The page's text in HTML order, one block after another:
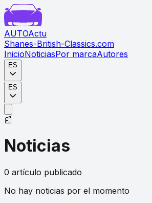
AUTOActu
Shanes-British-Classics.com
InicioNoticiasPor marcaAutores
ES
ES
📰
Noticias
0 artículo publicado
No hay noticias por el momento